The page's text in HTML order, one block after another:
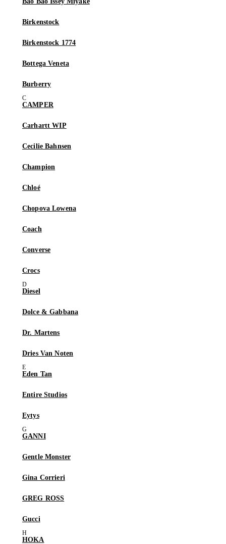
Birkenstock
Birkenstock 1774
Bottega Veneta
Burberry
CAMPER
Carhartt WIP
Cecilie Bahnsen
Champion
Chloé
Chopova Lowena
Coach
Converse
Crocs
Diesel
Dolce & Gabbana
Dr. Martens
Dries Van Noten
Eden Tan
Entire Studios
Eytys
GANNI
Gentle Monster
Gina Corrieri
GREG ROSS
Gucci
HOKA